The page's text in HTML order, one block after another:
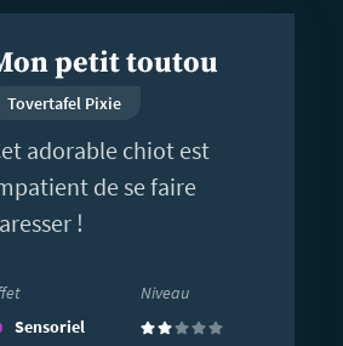
petit toutou
Tovertafel Pixie
adorable chiot est
de se faire
!
Sensoriel
Niveau
(2)